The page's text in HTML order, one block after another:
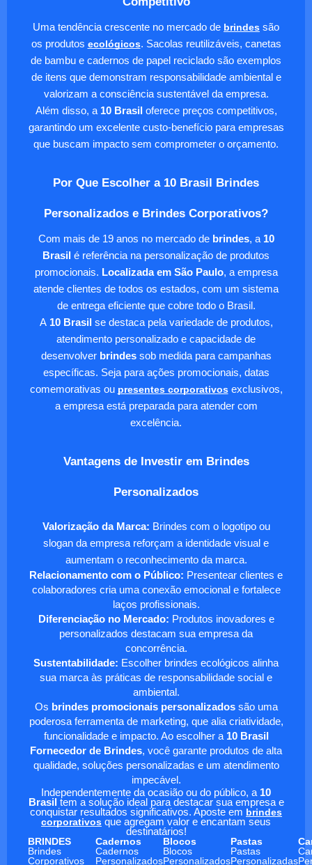
Uma tendência crescente no mercado de brindes são
os produtos ecológicos. Sacolas reutilizáveis, canetas
de bambu e cadernos de papel reciclado são exemplos
de itens que demonstram responsabilidade ambiental e
valorizam a consciência sustentável da empresa.
Além disso, a 10 Brasiloferece preços competitivos,
garantindo um excelente custo-benefício para empresas
que buscam impacto sem comprometer o orçamento.
Por Que Escolher a 10 Brasil Brindes
Personalizados e Brindes Corporativos?
Com mais de 19 anos no mercado de brindes, a 10
Brasil é referência na personalização de produtos
promocionais. Localizada em São Paulo, a empresa
atende clientes de todos os estados, com um sistema
de entrega eficiente que cobre todo o Brasil.
A10 Brasilse destaca pela variedade de produtos,
atendimento personalizado e capacidade de
desenvolver brindessob medida para campanhas
específicas. Seja para ações promocionais, datas
comemorativas ou presentes corporativosexclusivos,
a empresa está preparada para atender com
excelência.
Vantagens de Investir em Brindes
Personalizados
Valorização da Marca: Brindes com o logotipo ou
slogan da empresa reforçam a identidade visual e
aumentam o reconhecimento da marca.
Relacionamento com o Público: Presentear clientes e
colaboradores cria uma conexão emocional e fortalece
laços profissionais.
Diferenciação no Mercado: Produtos inovadores e
personalizados destacam sua empresa da
concorrência.
Sustentabilidade: Escolher brindes ecológicos alinha
sua marca às práticas de responsabilidade social e
ambiental.
Os brindes promocionais personalizadossão uma
poderosa ferramenta de marketing, que alia criatividade,
funcionalidade e impacto. Ao escolher a 10 Brasil
Fornecedor de Brindes, você garante produtos de alta
qualidade, soluções personalizadas e um atendimento
impecável.
Independentemente da ocasião ou do público, a 10
Brasil tem a solução ideal para destacar sua empresa e
conquistar resultados significativos. Aposte em brindes
corporativos que agregam valor e encantam seus
destinatários!
BRINDES
Cadernos Blocos Pastas
Brindes
Corporativos
Cadernos
Personalizados
Blocos
Personalizados
Pastas
Personalizadas